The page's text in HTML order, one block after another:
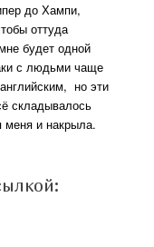
до Хампи,
оттуда
будет одной
с людьми чаще
но эти
складывалось
меня и накрыла.